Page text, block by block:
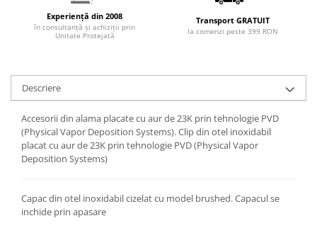
Ascutitori, radiere, agrafe
Foarfece pentru birou
Articole pentru baie
Articole pentru bucatarie
Maturi, mopuri si galeti
Hartie igienica, prosoape hartie si
Articole pentru rufe, casa,
geamuri, mobila
Experiență din 2008
în consultanță și achiziții prin
Unitate Protejată
Transport GRATUIT
la comenzi peste 399 RON
Descriere
Accesorii din alama placate cu aur de 23K prin tehnologie PVD
(Physical Vapor Deposition Systems). Clip din otel inoxidabil
placat cu aur de 23K prin tehnologie PVD (Physical Vapor
Deposition Systems)
Capac din otel inoxidabil cizelat cu model brushed. Capacul se
inchide prin apasare